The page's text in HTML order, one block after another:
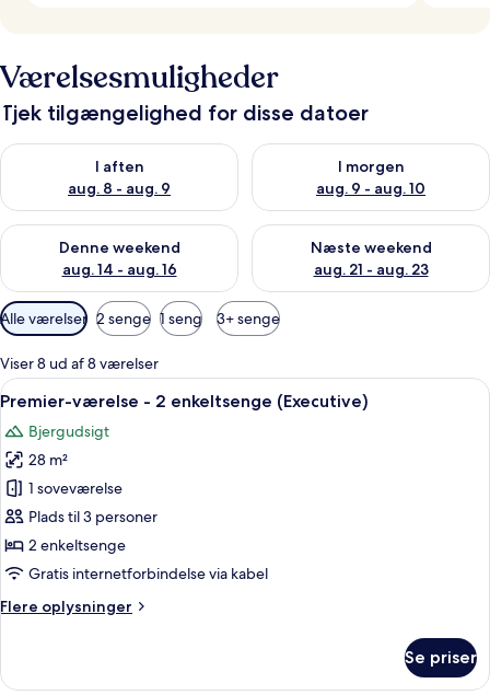
Værelsesmuligheder
Tjek tilgængelighed for disse datoer
I aften
aug. 8 - aug. 9
Tjek tilgængelighed for i aften aug. 8 - aug. 9
I morgen
aug. 9 - aug. 10
Tjek tilgængelighed for i
Denne weekend
aug. 14 - aug. 16
Tjek tilgængelighed for denne weekend aug. 14 - aug. 16
Næste weekend
aug. 21 - aug. 23
Tjek tilgængelighed for næste
Tilgængelige
filtre
for
værelser
Alle værelser 2 senge 1 seng 3+ senge
Viser 8 ud af 8 værelser
Indlæs
alle
billeder
af
Premier-
værelse
-
2
(Executive)
Et hotelværelse med seng,
7
Premier-værelse - 2 enkeltsenge (Executive)
Bjergudsigt
28 m²
1 soveværelse
Plads til 3 personer
2 enkeltsenge
Gratis internetforbindelse via kabel
Flere oplysninger
Flere
værelse
Se priser